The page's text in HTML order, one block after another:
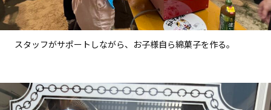
スタッフがサポートしながら、お子様自ら綿菓子を作る。